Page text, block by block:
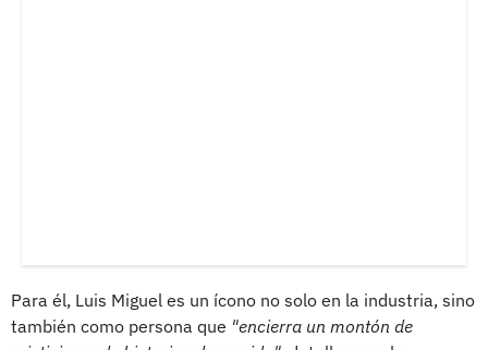
Para él, Luis Miguel es un ícono no solo en la industria, sino
también como persona que "encierra un montón de